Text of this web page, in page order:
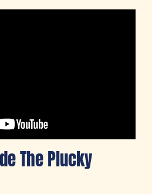
The Plucky